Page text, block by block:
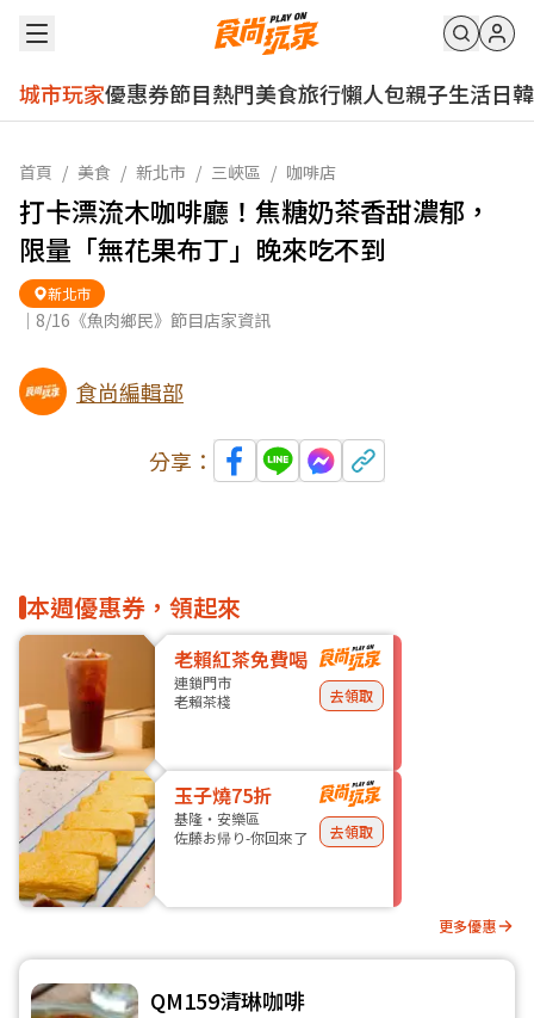
城市玩家優惠券節目熱門美食旅行懶人包親子生活日韓
首頁 / 美食 / 新北市 / 三峽區 / 咖啡店
打卡漂流木咖啡廳！焦糖奶茶香甜濃郁，
限量「無花果布丁」晚來吃不到
新北市
｜8/16《魚肉鄉民》節目店家資訊
食尚編輯部
分享：
本週優惠券，領起來
老賴紅茶免費喝
連鎖門市
老賴茶棧
去領取
玉子燒75折
基隆・安樂區
佐藤お帰り-你回來了
去領取
更多優惠
QM159清琳咖啡